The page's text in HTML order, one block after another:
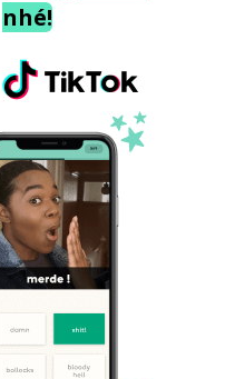
nhé!